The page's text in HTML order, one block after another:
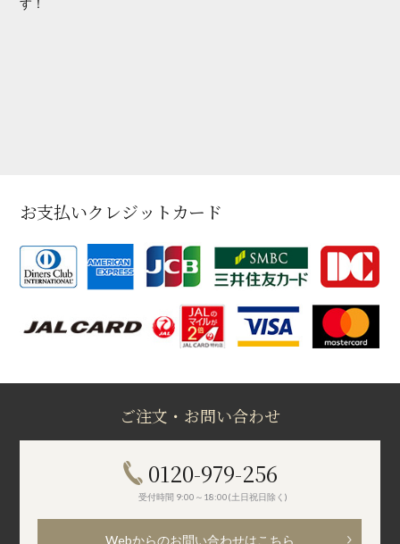
す！
お支払いクレジットカード
ご注文・お問い合わせ
0120-979-256
受付時間 9:00～18:00(土日祝日除く)
Webからのお問い合わせはこちら